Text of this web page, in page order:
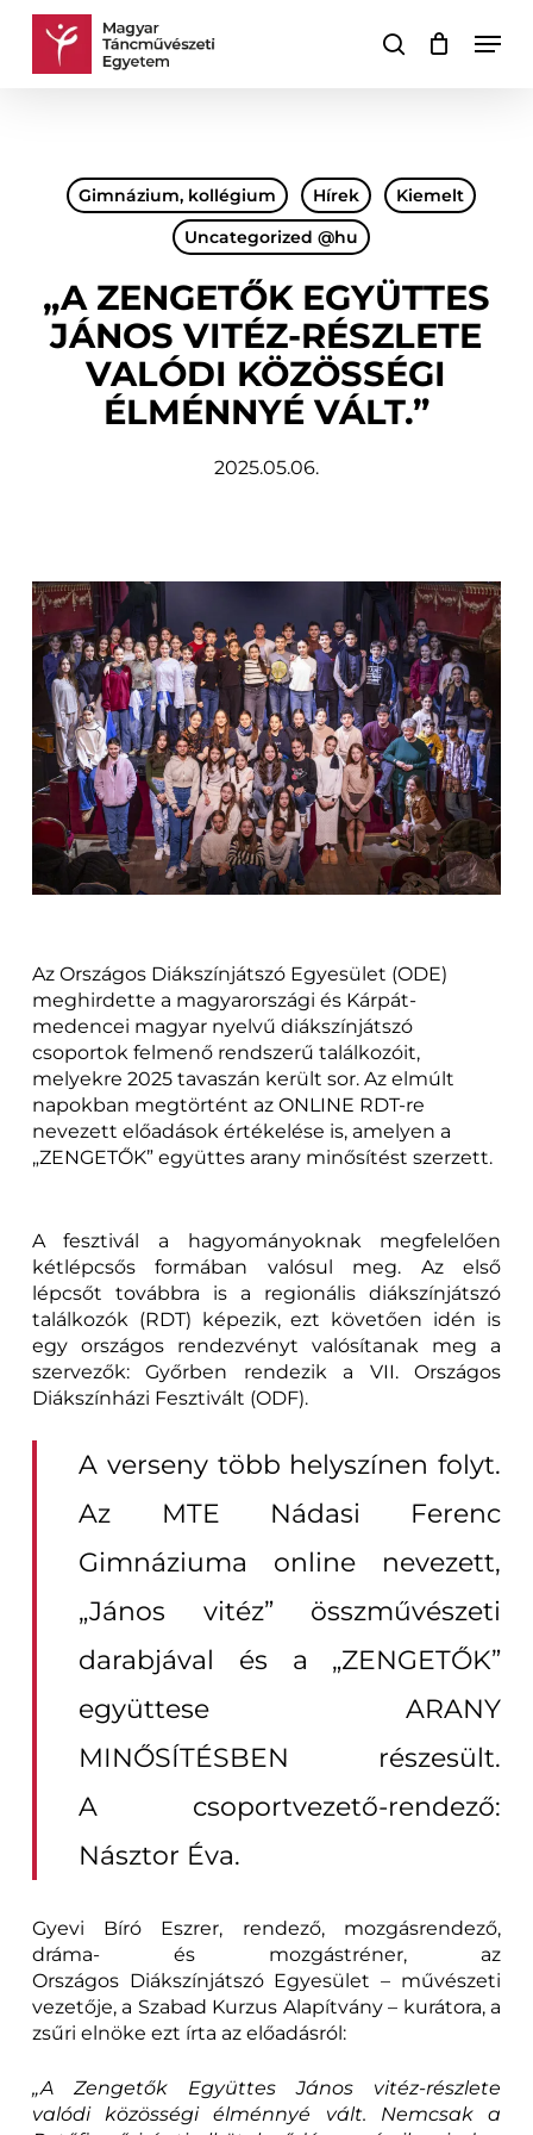
Skip
keresés
Kosár Kosár
Gimnázium, kollégium Hírek
Kiemelt
Uncategorized @hu
„A ZENGETŐK EGYÜTTES
JÁNOS VITÉZ-RÉSZLETE
VALÓDI KÖZÖSSÉGI
ÉLMÉNNYÉ VÁLT.”
2025.05.06.
Az Országos Diákszínjátszó Egyesület (ODE)
meghirdette a magyarországi és Kárpát-
medencei magyar nyelvű diákszínjátszó
csoportok felmenő rendszerű találkozóit,
melyekre 2025 tavaszán került sor. Az elmúlt
napokban megtörtént az ONLINE RDT-re
nevezett előadások értékelése is, amelyen a
„ZENGETŐK” együttes arany minősítést szerzett.
A fesztivál a hagyományoknak megfelelően
kétlépcsős formában valósul meg. Az első
lépcsőt továbbra is a regionális diákszínjátszó
találkozók (RDT) képezik, ezt követően idén is
egy országos rendezvényt valósítanak meg a
szervezők: Győrben rendezik a VII. Országos
Diákszínházi Fesztivált (ODF).
A verseny több helyszínen folyt.
Az MTE Nádasi Ferenc
Gimnáziuma online nevezett,
„János vitéz” összművészeti
darabjával és a „ZENGETŐK”
együttese ARANY
MINŐSÍTÉSBEN részesült.
A csoportvezető-rendező:
Násztor Éva.
Gyevi Bíró Eszrer, rendező, mozgásrendező,
dráma- és mozgástréner, az
Országos Diákszínjátszó Egyesület – művészeti
vezetője, a Szabad Kurzus Alapítvány – kurátora, a
zsűri elnöke ezt írta az előadásról:
„A Zengetők Együttes János vitéz-részlete
valódi közösségi élménnyé vált. Nemcsak a